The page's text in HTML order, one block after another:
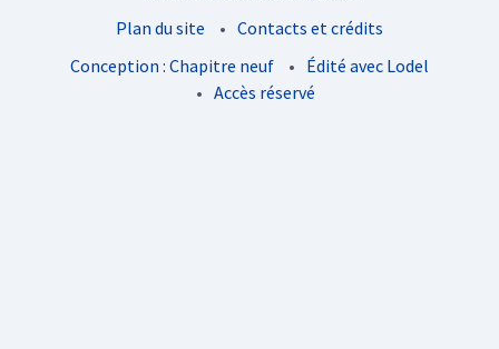
Plan du site
Contacts et crédits
Conception : Chapitre neuf
Édité avec Lodel
Accès réservé